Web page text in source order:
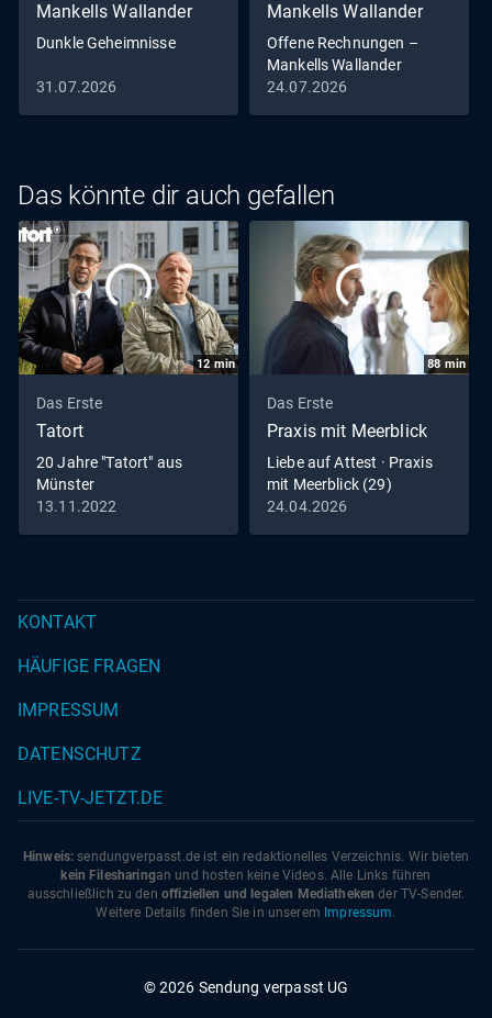
Mankells Wallander
Dunkle Geheimnisse
31.07.2026
Mankells Wallander
Offene Rechnungen –
Mankells Wallander
24.07.2026
Das könnte dir auch gefallen
12min
Das Erste
Tatort
20 Jahre "Tatort" aus
Münster
13.11.2022
88 min
Das Erste
Praxis mit Meerblick
Liebe auf Attest · Praxis
mit Meerblick (29)
24.04.2026
KONTAKT
HÄUFIGE FRAGEN
IMPRESSUM
DATENSCHUTZ
LIVE-TV-JETZT.DE
Hinweis: sendungverpasst.de ist ein redaktionelles Verzeichnis. Wir bieten
kein Filesharingan und hosten keine Videos. Alle Links führen
ausschließlich zu den offiziellen und legalen Mediatheken der TV-Sender.
Weitere Details finden Sie in unserem Impressum.
© 2026 Sendung verpasst UG